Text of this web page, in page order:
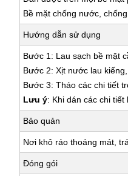
Bề mặt chống nước,
Hướng dẫn sử dụng
Bước 1: Lau sạch bề mặt
Bước 2: Xịt nước lau
Bước 3: Tháo các chi tiết
Lưu ý: Khi dán các chi
Bảo quản
Nơi khô ráo thoáng mát,
Đóng gói